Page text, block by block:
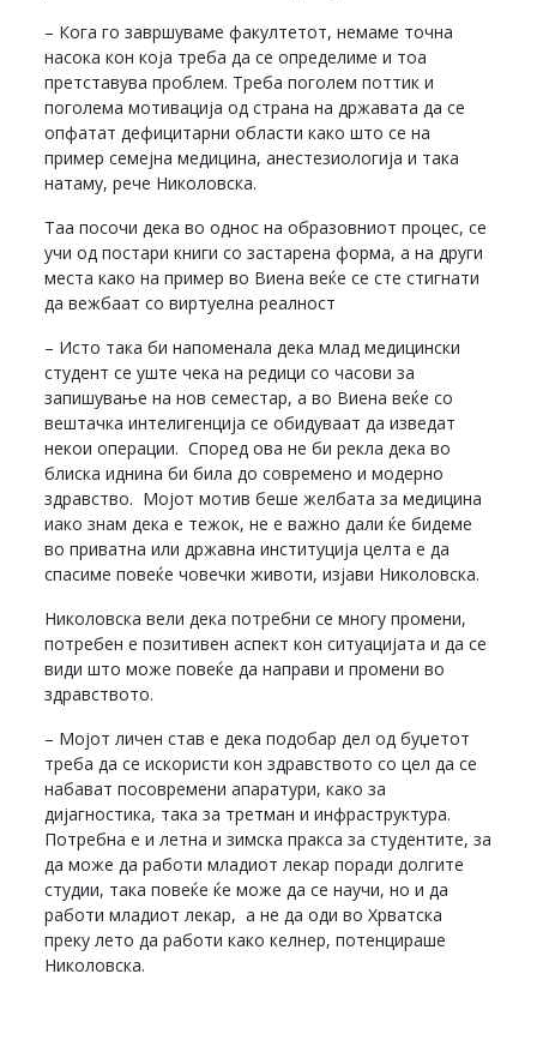
– Кога го завршуваме факултетот, немаме точна
насока кон која треба да се определиме и тоа
претставува проблем. Треба поголем поттик и
поголема мотивација од страна на државата да се
опфатат дефицитарни области како што се на
пример семејна медицина, анестезиологија и така
натаму, рече Николовска.
Таа посочи дека во однос на образовниот процес, се
учи од постари книги со застарена форма, а на други
места како на пример во Виена веќе се сте стигнати
да вежбаат со виртуелна реалност
– Исто така би напоменала дека млад медицински
студент се уште чека на редици со часови за
запишување на нов семестар, а во Виена веќе со
вештачка интелигенција се обидуваат да изведат
некои операции. Според ова не би рекла дека во
блиска иднина би била до современо и модерно
здравство. Мојот мотив беше желбата за медицина
иако знам дека е тежок, не е важно дали ќе бидеме
во приватна или државна институција целта е да
спасиме повеќе човечки животи, изјави Николовска.
Николовска вели дека потребни се многу промени,
потребен е позитивен аспект кон ситуацијата и да се
види што може повеќе да направи и промени во
здравството.
– Мојот личен став е дека подобар дел од буџетот
треба да се искористи кон здравството со цел да се
набават посовремени апаратури, како за
дијагностика, така за третман и инфраструктура.
Потребна е и летна и зимска пракса за студентите, за
да може да работи младиот лекар поради долгите
студии, така повеќе ќе може да се научи, но и да
работи младиот лекар, а не да оди во Хрватска
преку лето да работи како келнер, потенцираше
Николовска.